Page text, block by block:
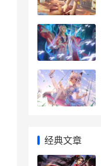
经典文章